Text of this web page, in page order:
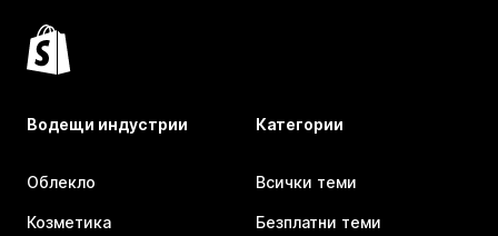
Водещи индустрии
Облекло
Козметика
Категории
Всички теми
Безплатни теми